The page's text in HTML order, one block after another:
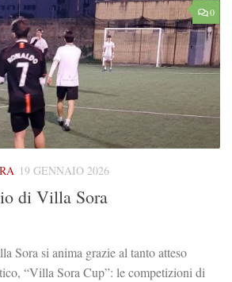
0
19 GENNAIO 2026
di Villa Sora
Sora si anima grazie al tanto atteso
“Villa Sora Cup”: le competizioni di